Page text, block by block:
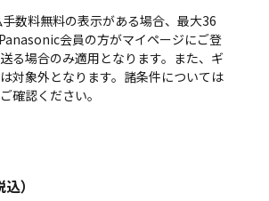
数料無料の表示がある場合、最大36
会員の方がマイページにご登
る場合のみ適用となります。また、ギ
対象外となります。諸条件については
確認ください。
）